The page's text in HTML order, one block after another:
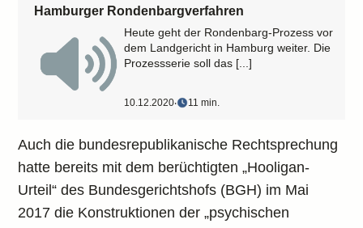
Hamburger Rondenbargverfahren
Heute geht der Rondenbarg-Prozess vor
dem Landgericht in Hamburg weiter. Die
Prozessserie soll das [...]
10.12.2020‧ 11 min.
Auch die bundesrepublikanische Rechtsprechung
hatte bereits mit dem berüchtigten „Hooligan-
Urteil“ des Bundesgerichtshofs (BGH) im Mai
2017 die Konstruktionen der „psychischen